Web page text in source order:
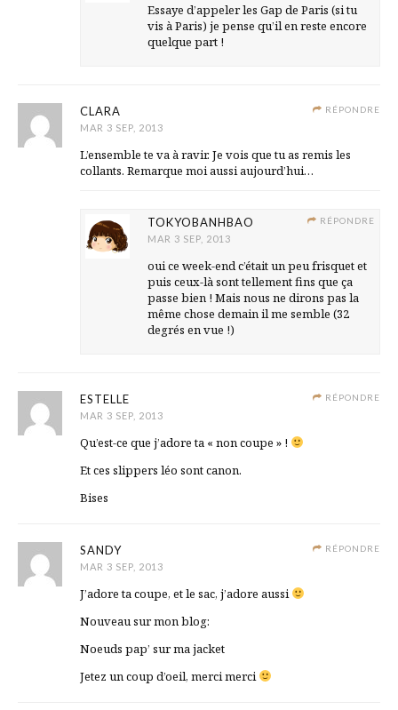
Essaye d’appeler les Gap de Paris (si tu
vis à Paris) je pense qu’il en reste encore
quelque part !
RÉPONDRE
CLARA
MAR 3 SEP, 2013
L’ensemble te va à ravir. Je vois que tu as remis les
collants. Remarque moi aussi aujourd’hui…
RÉPONDRE
TOKYOBANHBAO
MAR 3 SEP, 2013
oui ce week-end c’était un peu frisquet et
puis ceux-là sont tellement fins que ça
passe bien ! Mais nous ne dirons pas la
même chose demain il me semble (32
degrés en vue !)
RÉPONDRE
ESTELLE
MAR 3 SEP, 2013
Qu’est-ce que j’adore ta « non coupe » !
Et ces slippers léo sont canon.
Bises
RÉPONDRE
SANDY
MAR 3 SEP, 2013
J’adore ta coupe, et le sac, j’adore aussi
Nouveau sur mon blog:
Noeuds pap’ sur ma jacket
Jetez un coup d’oeil, merci merci